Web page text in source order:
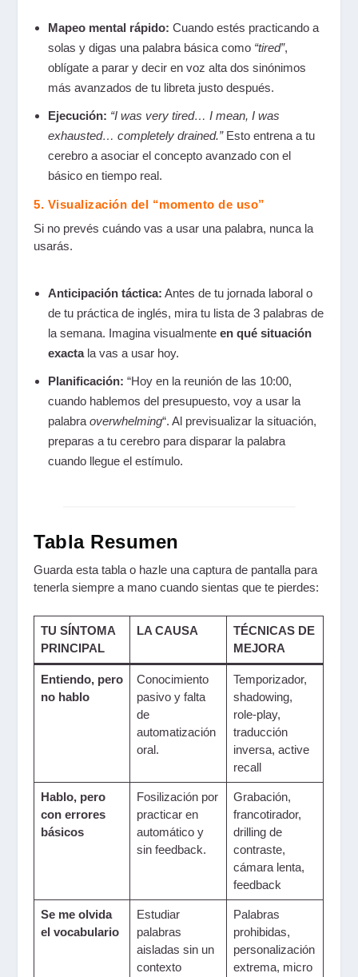
Mapeo mental rápido: Cuando estés practicando a
solas y digas una palabra básica como “tired”,
oblígate a parar y decir en voz alta dos sinónimos
más avanzados de tu libreta justo después.
Ejecución: “I was very tired… I mean, I was
exhausted… completely drained.”Esto entrena a tu
cerebro a asociar el concepto avanzado con el
básico en tiempo real.
5. Visualización del “momento de uso”
Si no prevés cuándo vas a usar una palabra, nunca la
usarás.
Anticipación táctica: Antes de tu jornada laboral o
de tu práctica de inglés, mira tu lista de 3 palabras de
la semana. Imagina visualmente en qué situación
exactala vas a usar hoy.
Planificación: “Hoy en la reunión de las 10:00,
cuando hablemos del presupuesto, voy a usar la
palabra overwhelming“. Al previsualizar la situación,
preparas a tu cerebro para disparar la palabra
cuando llegue el estímulo.
Tabla Resumen
Guarda esta tabla o hazle una captura de pantalla para
tenerla siempre a mano cuando sientas que te pierdes:
TU SÍNTOMA
PRINCIPAL
LA CAUSA
TÉCNICAS DE
MEJORA
Entiendo, pero
no hablo
Conocimiento
pasivo y falta
de
automatización
oral.
Temporizador,
shadowing,
role-play,
traducción
inversa, active
recall
Hablo, pero
con errores
básicos
Fosilización por
practicar en
automático y
sin feedback.
Grabación,
francotirador,
drilling de
contraste,
cámara lenta,
feedback
Se me olvida
el vocabulario
Estudiar
palabras
aisladas sin un
contexto
Palabras
prohibidas,
personalización
extrema, micro